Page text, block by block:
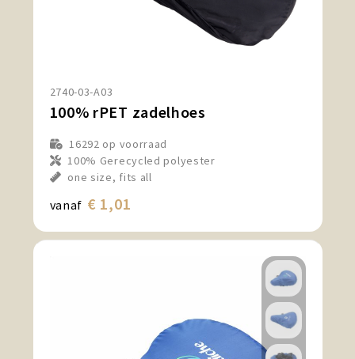
2740-03-A03
100% rPET zadelhoes
16292 op voorraad
100% Gerecycled polyester
one size, fits all
vanaf € 1,01